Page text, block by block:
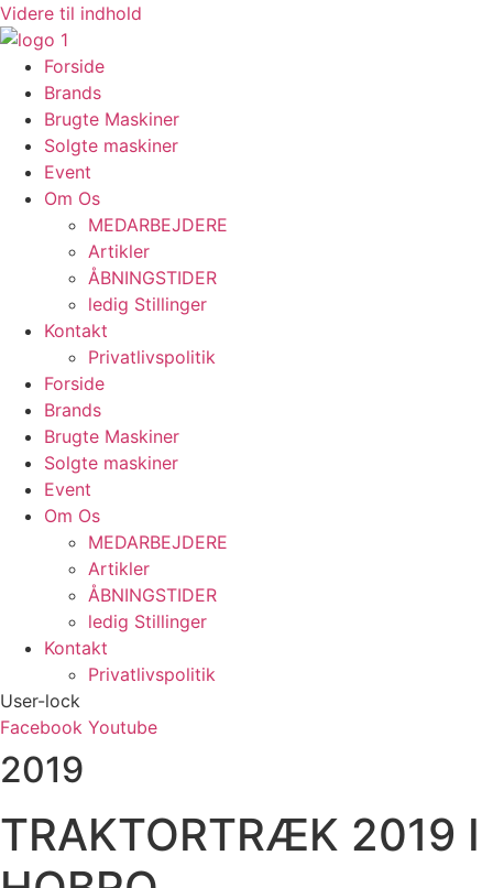
Videre til indhold
Forside
Brands
Brugte Maskiner
Solgte maskiner
Event
Om Os
MEDARBEJDERE
Artikler
ÅBNINGSTIDER
ledig Stillinger
Kontakt
Privatlivspolitik
Forside
Brands
Brugte Maskiner
Solgte maskiner
Event
Om Os
MEDARBEJDERE
Artikler
ÅBNINGSTIDER
ledig Stillinger
Kontakt
Privatlivspolitik
User-lock
Facebook Youtube
2019
TRAKTORTRÆK 2019 I